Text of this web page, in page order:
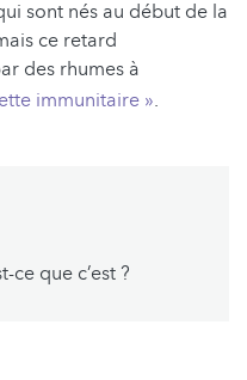
sont nés au début de la
ce retard
des rhumes à
immunitaire ».
ce que c’est ?